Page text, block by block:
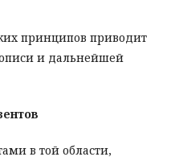
принципов приводит
и дальнейшей
в той области,